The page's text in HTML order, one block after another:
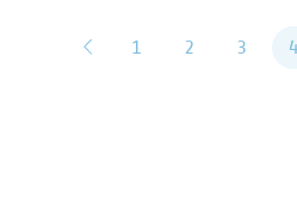
zurück
1 2 3